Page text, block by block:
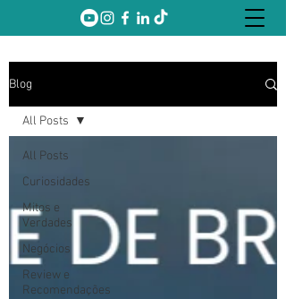
Blog
All Posts
Curiosidades
Mitos e
Verdades
Negócios
Review e
Recomendações
All Posts